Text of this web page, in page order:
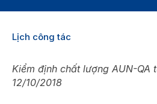
Lịch công tác
Kiểm định chất lượng AUN-QA
12/10/2018